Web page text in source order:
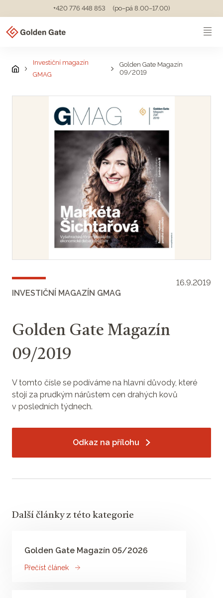
+420 776 448 853 (po–pá 8.00–17.00)
Investiční magazín
GMAG
Golden Gate Magazín
09/2019
INVESTIČNÍ MAGAZÍN GMAG
16.9.2019
Golden Gate Magazín
09/2019
V tomto čísle se podíváme na hlavní důvody, které
stojí za prudkým nárůstem cen drahých kovů
v posledních týdnech.
Odkaz na přílohu
Další články z této kategorie
Golden Gate Magazín 05/2026
Přečíst článek